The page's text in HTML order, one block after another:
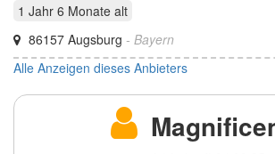
1 Jahr 6 Monate alt
86157 Augsburg - Bayern
Alle Anzeigen dieses Anbieters